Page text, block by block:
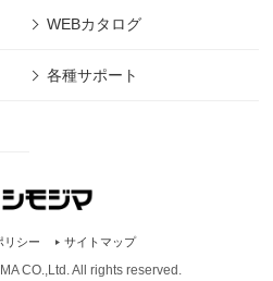
WEBカタログ
各種サポート
リシー サイトマップ
CO.,Ltd. All rights reserved.